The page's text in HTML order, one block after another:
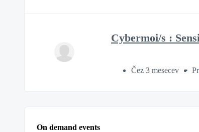
Cybermoi/s :
Čez 3 mesecev
On demand events